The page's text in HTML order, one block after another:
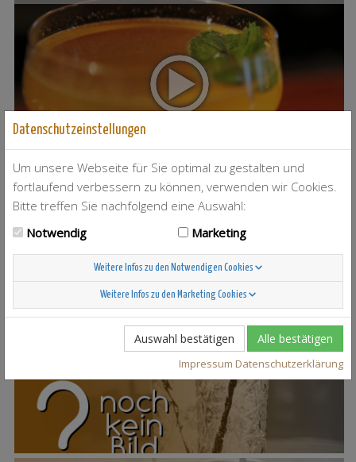
T-Berry
37
Scandinavian Sunshine
Datenschutzeinstellungen
Um unsere Webseite für Sie optimal zu gestalten und
fortlaufend verbessern zu können, verwenden wir Cookies.
Bitte treffen Sie nachfolgend eine Auswahl:
Notwendig
Marketing
Weitere Infos zu den Notwendigen Cookies
Weitere Infos zu den Marketing Cookies
Auswahl bestätigen Alle bestätigen
Impressum Datenschutzerklärung